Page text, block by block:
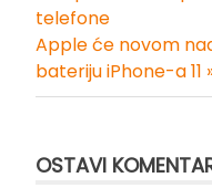
Kretanje
članka
telefone
Apple će novom
bateriju iPhone-a 11
OSTAVI